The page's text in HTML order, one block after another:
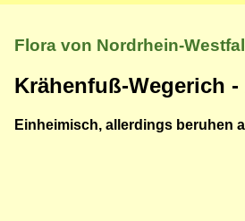
Flora von Nordrhein-
Krähenfuß-Wegerich -
Einheimisch, allerdings beruhen